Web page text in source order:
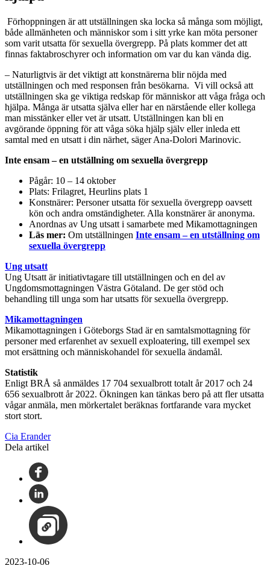
Förhoppningen är att utställningen ska locka så många som möjligt,
både allmänheten och människor som i sitt yrke kan möta personer
som varit utsatta för sexuella övergrepp. På plats kommer det att
finnas faktabroschyrer och information om var du kan vända dig.
– Naturligtvis är det viktigt att konstnärerna blir nöjda med
utställningen och med responsen från besökarna. Vi vill också att
utställningen ska ge viktiga redskap för människor att våga fråga och
hjälpa. Många är utsatta själva eller har en närstående eller kollega
man misstänker eller vet är utsatt. Utställningen kan bli en
avgörande öppning för att våga söka hjälp själv eller inleda ett
samtal med en utsatt i din närhet, säger Ana-Dolori Marinovic.
Inte ensam – en utställning om sexuella övergrepp
Pågår: 10 – 14 oktober
Plats: Frilagret, Heurlins plats 1
Konstnärer: Personer utsatta för sexuella övergrepp oavsett
kön och andra omständigheter. Alla konstnärer är anonyma.
Anordnas av Ung utsatt i samarbete med Mikamottagningen
Läs mer: Om utställningen Inte ensam – en utställning om
sexuella övergrepp
Ung utsatt
Ung Utsatt är initiativtagare till utställningen och en del av
Ungdomsmottagningen Västra Götaland. De ger stöd och
behandling till unga som har utsatts för sexuella övergrepp.
Mikamottagningen
Mikamottagningen i Göteborgs Stad är en samtalsmottagning för
personer med erfarenhet av sexuell exploatering, till exempel sex
mot ersättning och människohandel för sexuella ändamål.
Statistik
Enligt BRÅ så anmäldes 17 704 sexualbrott totalt år 2017 och 24
656 sexualbrott år 2022. Ökningen kan tänkas bero på att fler utsatta
vågar anmäla, men mörkertalet beräknas fortfarande vara mycket
stort stort.
Cia Erander
Dela artikel
2023-10-06